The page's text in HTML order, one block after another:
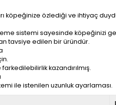
köpeğinize özlediği ve ihtiyaç
sistemi sayesinde köpeğinizi
tavsiye edilen bir üründür.
farkedilebilirlik kazandırılmış.
ile istenilen uzunluk ayarlaması.